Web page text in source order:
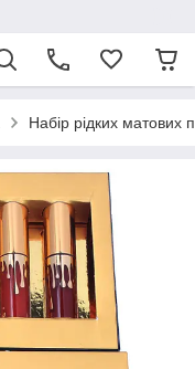
Набір рідких